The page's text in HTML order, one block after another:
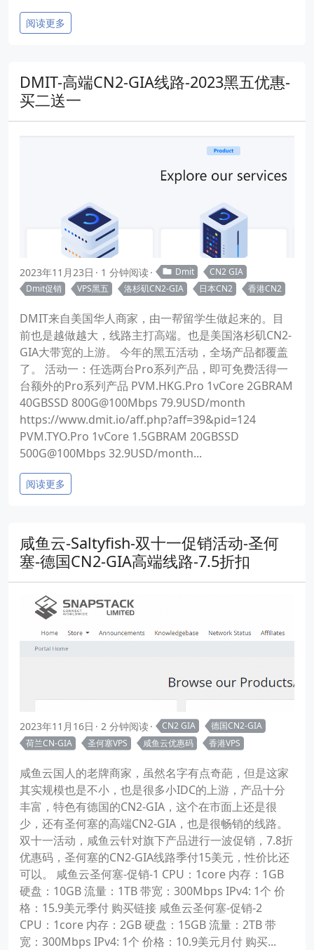
阅读更多
DMIT-高端CN2-GIA线路-2023黑五优惠-
买二送一
2023年11月23日 1 分钟阅读 Dmit
CN2 GIA
Dmit促销
VPS黑五 洛杉矶CN2-GIA 日本CN2 香港CN2
DMIT来自美国华人商家，由一帮留学生做起来的。目
前也是越做越大，线路主打高端。也是美国洛杉矶CN2-
GIA大带宽的上游。 今年的黑五活动，全场产品都覆盖
了。 活动一：任选两台Pro系列产品，即可免费活得一
台额外的Pro系列产品 PVM.HKG.Pro 1vCore 2GBRAM
40GBSSD 800G@100Mbps 79.9USD/month
https://www.dmit.io/aff.php?aff=39&pid=124
PVM.TYO.Pro 1vCore 1.5GBRAM 20GBSSD
500G@100Mbps 32.9USD/month...
阅读更多
咸鱼云-Saltyfish-双十一促销活动-圣何
塞-德国CN2-GIA高端线路-7.5折扣
2023年11月16日 2 分钟阅读 CN2 GIA
德国CN2-GIA
荷兰CN-GIA
圣何塞VPS 咸鱼云优惠码 香港VPS
咸鱼云国人的老牌商家，虽然名字有点奇葩，但是这家
其实规模也是不小，也是很多小IDC的上游，产品十分
丰富，特色有德国的CN2-GIA，这个在市面上还是很
少，还有圣何塞的高端CN2-GIA，也是很畅销的线路。
双十一活动，咸鱼云针对旗下产品进行一波促销，7.8折
优惠码，圣何塞的CN2-GIA线路季付15美元，性价比还
可以。 咸鱼云圣何塞-促销-1 CPU：1core 内存：1GB
硬盘：10GB 流量：1TB 带宽：300Mbps IPv4: 1个 价
格：15.9美元季付 购买链接 咸鱼云圣何塞-促销-2
CPU：1core 内存：2GB 硬盘：15GB 流量：2TB 带
宽：300Mbps IPv4: 1个 价格：10.9美元月付 购买...